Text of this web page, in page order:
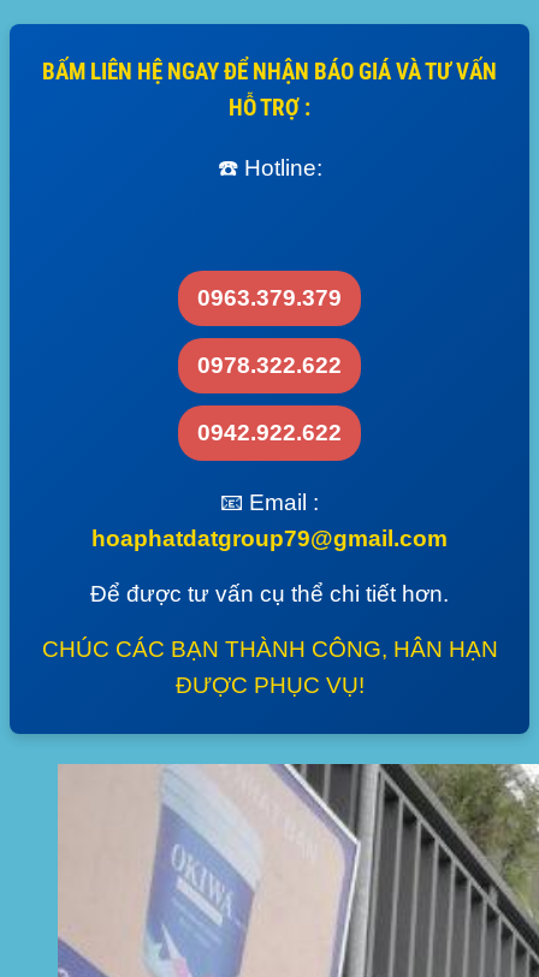
BẤM LIÊN HỆ NGAY ĐỂ NHẬN BÁO GIÁ VÀ TƯ VẤN
HỖ TRỢ :
☎️ Hotline:
0963.379.379
0978.322.622
0942.922.622
📧 Email :
hoaphatdatgroup79@gmail.com
Để được tư vấn cụ thể chi tiết hơn.
CHÚC CÁC BẠN THÀNH CÔNG, HÂN HẠN
ĐƯỢC PHỤC VỤ!